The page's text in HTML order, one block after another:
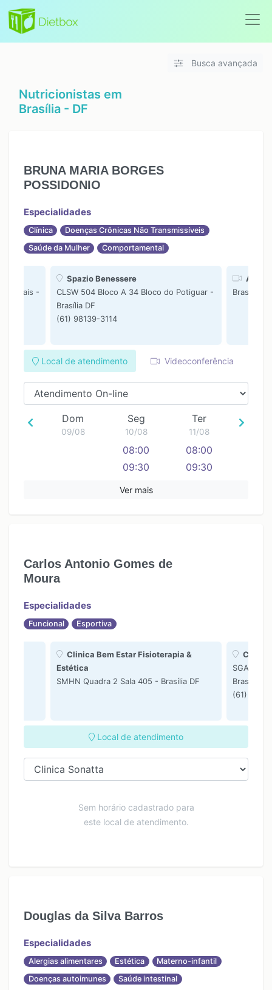
Busca avançada
Nutricionistas em
Brasília - DF
BRUNA MARIA BORGES
POSSIDONIO
Especialidades
Clínica
Doenças Crônicas Não Transmissíveis
Saúde da Mulher
Comportamental
Mais -
Spazio Benessere
CLSW 504 Bloco A 34 Bloco do Potiguar -
Brasília DF
(61) 98139-3114
Brasília DF
Local de atendimento Videoconferência
Dom
09/08
Seg
10/08
08:00
09:30
11:00
Ter
11/08
08:00
09:30
Ver mais
Carlos Antonio Gomes de
Moura
Especialidades
Funcional Esportiva
Clinica Bem Estar Fisioterapia &
Estética
SMHN Quadra 2 Sala 405 - Brasília DF
Clinica
SGAS
Brasília DF
(61)
Local de atendimento
Sem horário cadastrado para
este local de atendimento.
Douglas da Silva Barros
Especialidades
Alergias alimentares Estética
Materno-infantil
Doenças autoimunes
Saúde intestinal